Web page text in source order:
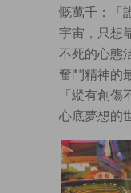
慨萬千：「
宇宙，只想
不死的心態
奮鬥精神的
「縱有創
心底夢想的